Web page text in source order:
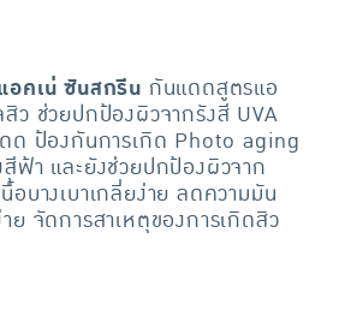
คเน่ ซันสกรีน กันแดดสูตรแอ
ว ช่วยปกป้องผิวจากรังสี UVA
ดด ป้องกันการเกิด Photo aging
สีฟ้า และยังช่วยปกป้องผิวจาก
อบางเบาเกลี่ยง่าย ลดความมัน
ย จัดการสาเหตุของการเกิดสิว